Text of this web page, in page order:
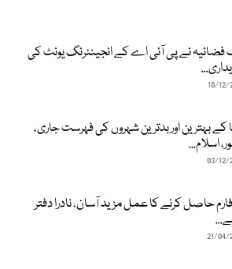
فضائیہ نے پی آئی اے کے انجینئرنگ یونٹ کی
10/12/
کے بہترین اور بدترین شہروں کی فہرست جاری،
اسلام...
03/12/
حاصل کرنے کا عمل مزید آسان، نادرا دفتر
21/04/